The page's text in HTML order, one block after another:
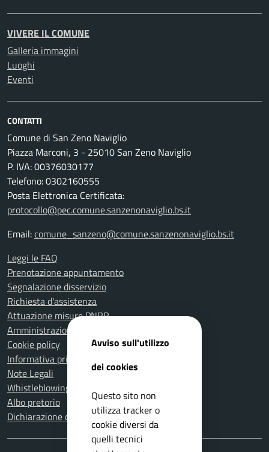
VIVERE IL COMUNE
Galleria immagini
Luoghi
Eventi
CONTATTI
Comune di San Zeno Naviglio
Piazza Marconi, 3 - 25010 San Zeno Naviglio
P. IVA: 00376030177
Telefono: 0302160555
Posta Elettronica Certificata:
protocollo@pec.comune.sanzenonaviglio.bs.it
Email:comune_sanzeno@comune.sanzenonaviglio.bs.it
Leggi le FAQ
Prenotazione appuntamento
Segnalazione disservizio
Richiesta d'assistenza
Attuazione misure PNRR
Amministrazione trasparente
Cookie policy
Informativa privacy
Note Legali
Whistleblowing
Albo pretorio
Dichiarazione di accessibilità
Avviso sull'utilizzo
dei cookies
Questo sito non
utilizza tracker o
cookie diversi da
quelli tecnici